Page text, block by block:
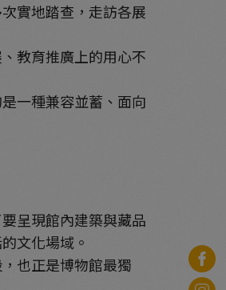
實地踏查，走訪各展
教育推廣上的用心不
一種兼容並蓄、面向
呈現館內建築與藏品
文化場域。
也正是博物館最獨